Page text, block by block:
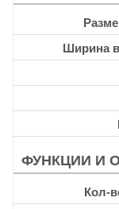
Ширина
ФУНКЦИИ И
Кол-